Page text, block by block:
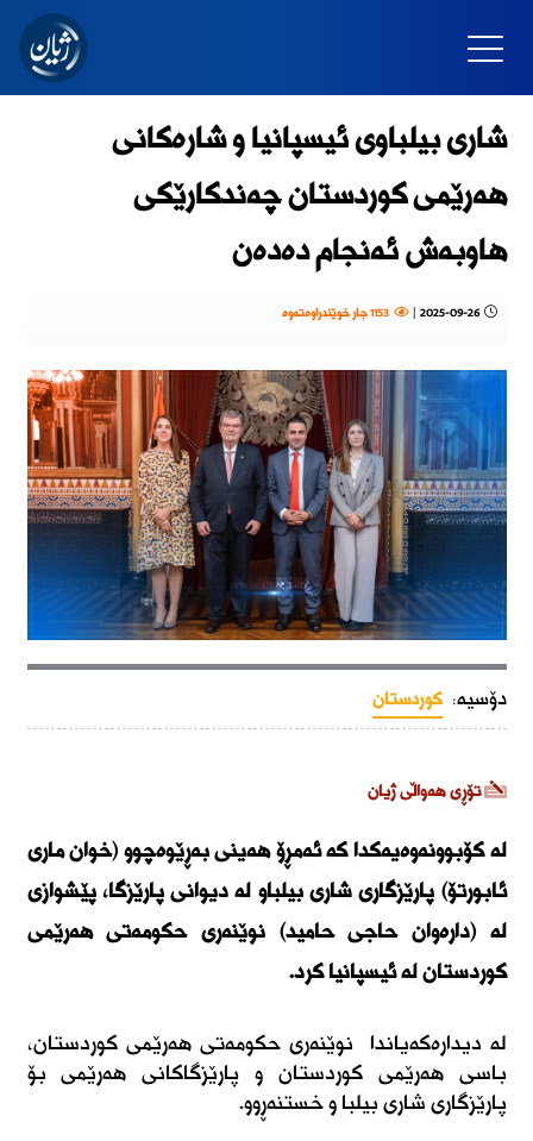
شاری بیلباوی ئیسپانیا و شارەکانی
هەرێمی کوردستان چەندکارێکی
هاوبەش ئەنجام دەدەن
2025-09-26
| 1153 جار خوێندراوەتەوە
دۆسیە:کوردستان
تۆڕی هەواڵی ژیان
لە کۆبوونەوەیەکدا کە ئەمڕۆ هەینی بەڕێوەچوو (خوان ماری
ئابورتۆ) پارێزگاری شاری بیلباو لە دیوانی پارێزگا، پێشوازی
لە (دارەوان حاجی حامید) نوێنەری حکومەتی هەرێمی
کوردستان لە ئیسپانیا کرد.
لە دیدارەکەیاندا نوێنەری حکومەتی هەرێمی کوردستان،
باسی هەرێمی کوردستان و پارێزگاکانی هەرێمی بۆ
پارێزگاری شاری بیلبا و خستنەڕوو.